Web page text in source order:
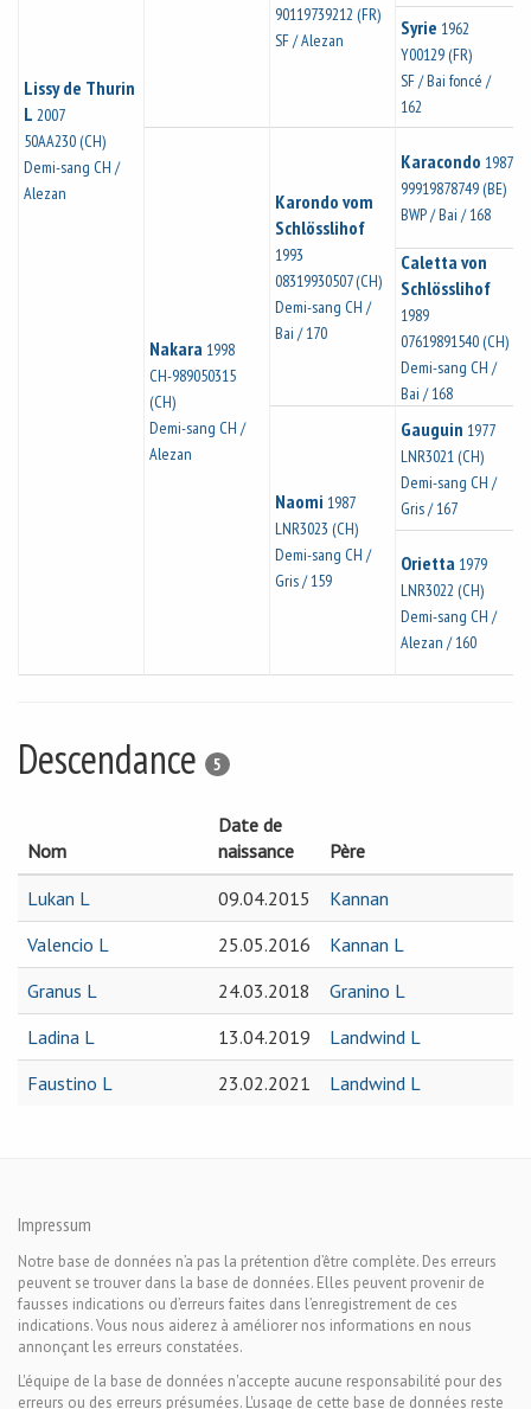
Lissy de Thurin
L 2007
50AA230 (CH)
Demi-sang CH /
Alezan
90119739212 (FR)
SF / Alezan
Syrie 1962
Y00129 (FR)
SF / Bai foncé /
162
Nakara 1998
CH-989050315
(CH)
Demi-sang CH /
Alezan
Karondo vom
Schlösslihof
1993
08319930507 (CH)
Demi-sang CH /
Bai / 170
Karacondo 1987
99919878749 (BE)
BWP / Bai / 168
Caletta von
Schlösslihof
1989
07619891540 (CH)
Demi-sang CH /
Bai / 168
Naomi 1987
LNR3023 (CH)
Demi-sang CH /
Gris / 159
Gauguin 1977
LNR3021 (CH)
Demi-sang CH /
Gris / 167
Orietta 1979
LNR3022 (CH)
Demi-sang CH /
Alezan / 160
Descendance 5
Nom
Date de
naissance
Père
Lukan L
09.04.2015
Kannan
Valencio L
25.05.2016
Kannan L
Granus L
24.03.2018
Granino L
Ladina L
13.04.2019
Landwind L
Faustino L
23.02.2021 Landwind L
Impressum
Notre base de données n’a pas la prétention d’être complète. Des erreurs
peuvent se trouver dans la base de données. Elles peuvent provenir de
fausses indications ou d’erreurs faites dans l’enregistrement de ces
indications. Vous nous aiderez à améliorer nos informations en nous
annonçant les erreurs constatées.
L'équipe de la base de données n'accepte aucune responsabilité pour des
erreurs ou des erreurs présumées. L'usage de cette base de données reste